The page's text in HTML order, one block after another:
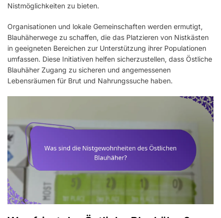
Nistmöglichkeiten zu bieten.
Organisationen und lokale Gemeinschaften werden ermutigt,
Blauhäherwege zu schaffen, die das Platzieren von Nistkästen
in geeigneten Bereichen zur Unterstützung ihrer Populationen
umfassen. Diese Initiativen helfen sicherzustellen, dass Östliche
Blauhäher Zugang zu sicheren und angemessenen
Lebensräumen für Brut und Nahrungssuche haben.